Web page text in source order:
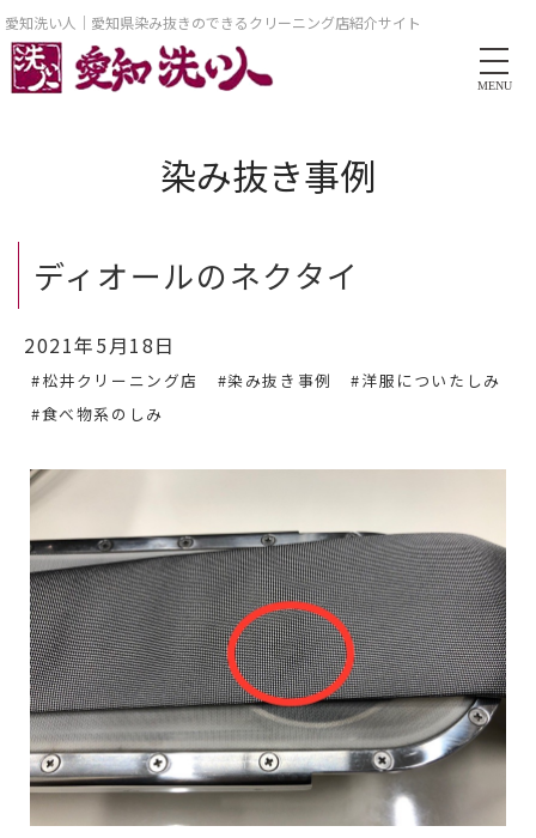
愛知洗い人｜愛知県染み抜きのできるクリーニング店紹介サイト
MENU
染み抜き事例
ディオールのネクタイ
2021年5月18日
#松井クリーニング店 #染み抜き事例
#洋服についたしみ
#食べ物系のしみ